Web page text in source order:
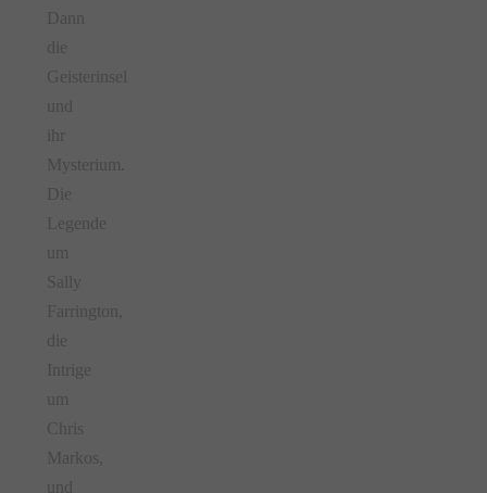
Dann
die
Geisterinsel
und
Mysterium.
Die
Legende
um
Sally
Farrington,
die
Intrige
um
Chris
Markos,
und